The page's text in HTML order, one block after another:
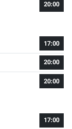
20:00
17:00
20:00
20:00
17:00